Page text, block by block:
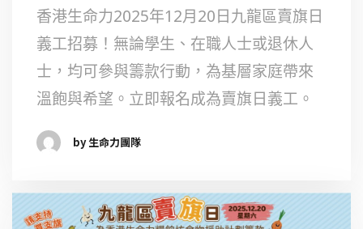
香港生命力2025年12月20日九龍區賣旗日
義工招募！無論學生、在職人士或退休人
士，均可參與籌款行動，為基層家庭帶來
溫飽與希望。立即報名成為賣旗日義工。
by 生命力團隊